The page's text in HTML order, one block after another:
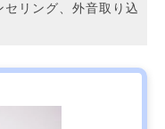
リング、外音取り込